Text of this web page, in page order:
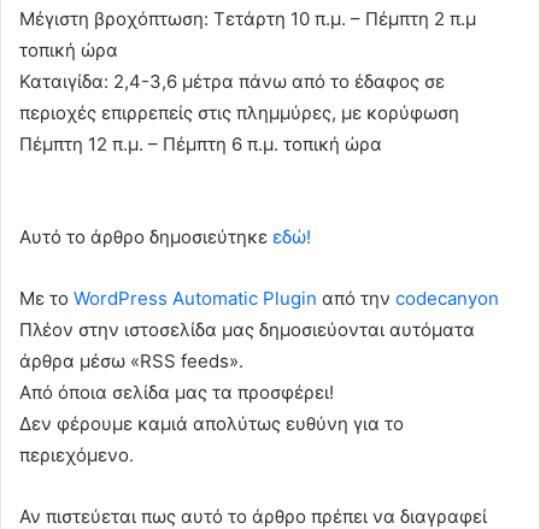
Μέγιστη βροχόπτωση: Τετάρτη 10 π.μ. – Πέμπτη 2 π.μ
τοπική ώρα
Καταιγίδα: 2,4-3,6 μέτρα πάνω από το έδαφος σε
περιοχές επιρρεπείς στις πλημμύρες, με κορύφωση
Πέμπτη 12 π.μ. – Πέμπτη 6 π.μ. τοπική ώρα
Αυτό το άρθρο δημοσιεύτηκε εδώ!
Με το WordPress Automatic Plugin από την codecanyon
Πλέον στην ιστοσελίδα μας δημοσιεύονται αυτόματα
άρθρα μέσω «RSS feeds».
Από όποια σελίδα μας τα προσφέρει!
Δεν φέρουμε καμιά απολύτως ευθύνη για το
περιεχόμενο.
Αν πιστεύεται πως αυτό το άρθρο πρέπει να διαγραφεί